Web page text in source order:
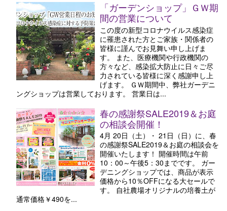
「ガーデンショップ」ＧＷ期
間の営業について
この度の新型コロナウイルス感染症
に罹患された方とご家族・関係者の
皆様に謹んでお見舞い申し上げま
す。 また、医療機関や行政機関の
方々など、感染拡大防止に日々ご尽
力されている皆様に深く感謝申し上
げます。 ＧＷ期間中、弊社ガーデニ
ングショップは営業しております。 営業日は...
春の感謝祭SALE2019＆お庭
の相談会開催！
4月 20日（土）・ 21日（日）に、春
の感謝祭SALE2019＆お庭の相談会を
開催いたします！ 開催時間は午前
10：00～午後5：30までです。 ガー
デニングショップでは、商品が表示
価格から10％OFFになる大セールで
す。 自社農場オリジナルの培養土が
通常価格￥490を...